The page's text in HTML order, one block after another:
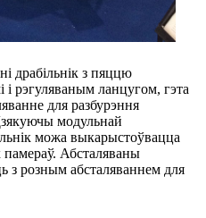
драбільнік з пяццю
і рэгуляваным ланцугом, гэта
для разбурэння
модульнай
можа выкарыстоўвацца
памераў. Абсталяваны
з розным абсталяваннем для